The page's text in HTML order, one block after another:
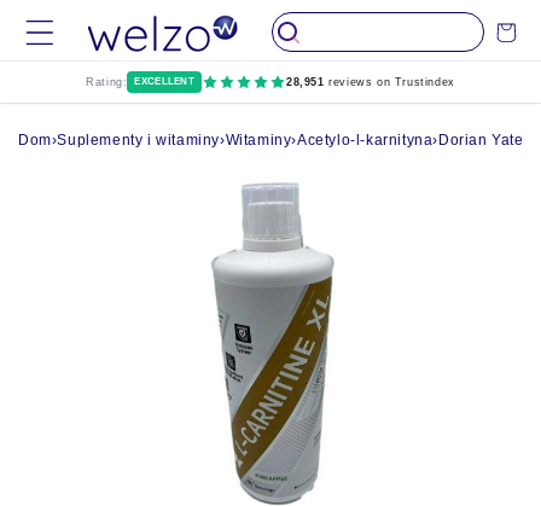
Przejdź do
treści
Wózek
Rating: EXCELLENT 28,951 reviews on Trustindex
Dom›Suplementy i witaminy›Witaminy›Acetylo-l-karnityna› Dorian Yates